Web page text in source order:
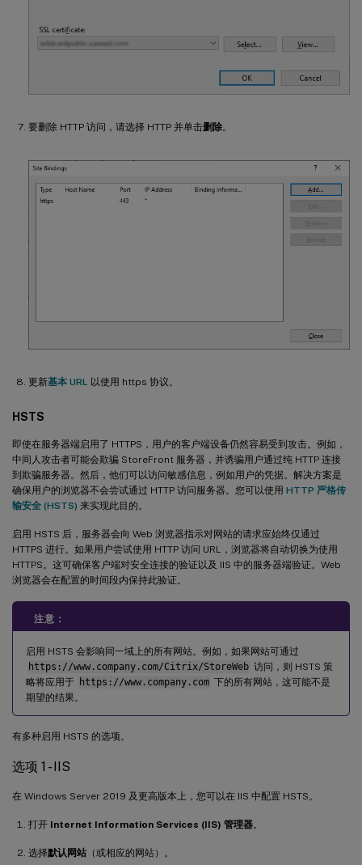
要删除 HTTP 访问，请选择 HTTP 并单击删除。
更新基本 URL 以使用 https 协议。
HSTS
即使在服务器端启用了 HTTPS，用户的客户端设备仍然容易受到攻击。例如，
中间人攻击者可能会欺骗 StoreFront 服务器，并诱骗用户通过纯 HTTP 连接
到欺骗服务器。然后，他们可以访问敏感信息，例如用户的凭据。解决方案是
确保用户的浏览器不会尝试通过 HTTP 访问服务器。您可以使用 HTTP 严格传
输安全 (HSTS) 来实现此目的。
启用 HSTS 后，服务器会向 Web 浏览器指示对网站的请求应始终仅通过
HTTPS 进行。如果用户尝试使用 HTTP 访问 URL，浏览器将自动切换为使用
HTTPS。这可确保客户端对安全连接的验证以及 IIS 中的服务器端验证。Web
浏览器会在配置的时间段内保持此验证。
注意：
启用 HSTS 会影响同一域上的所有网站。例如，如果网站可通过
https://www.company.com/Citrix/StoreWeb 访问，则 HSTS 策
略将应用于 https://www.company.com 下的所有网站，这可能不是
期望的结果。
有多种启用 HSTS 的选项。
选项 1 - IIS
在 Windows Server 2019 及更高版本上，您可以在 IIS 中配置 HSTS。
打开 Internet Information Services (IIS) 管理器。
选择默认网站 （或相应的网站）。